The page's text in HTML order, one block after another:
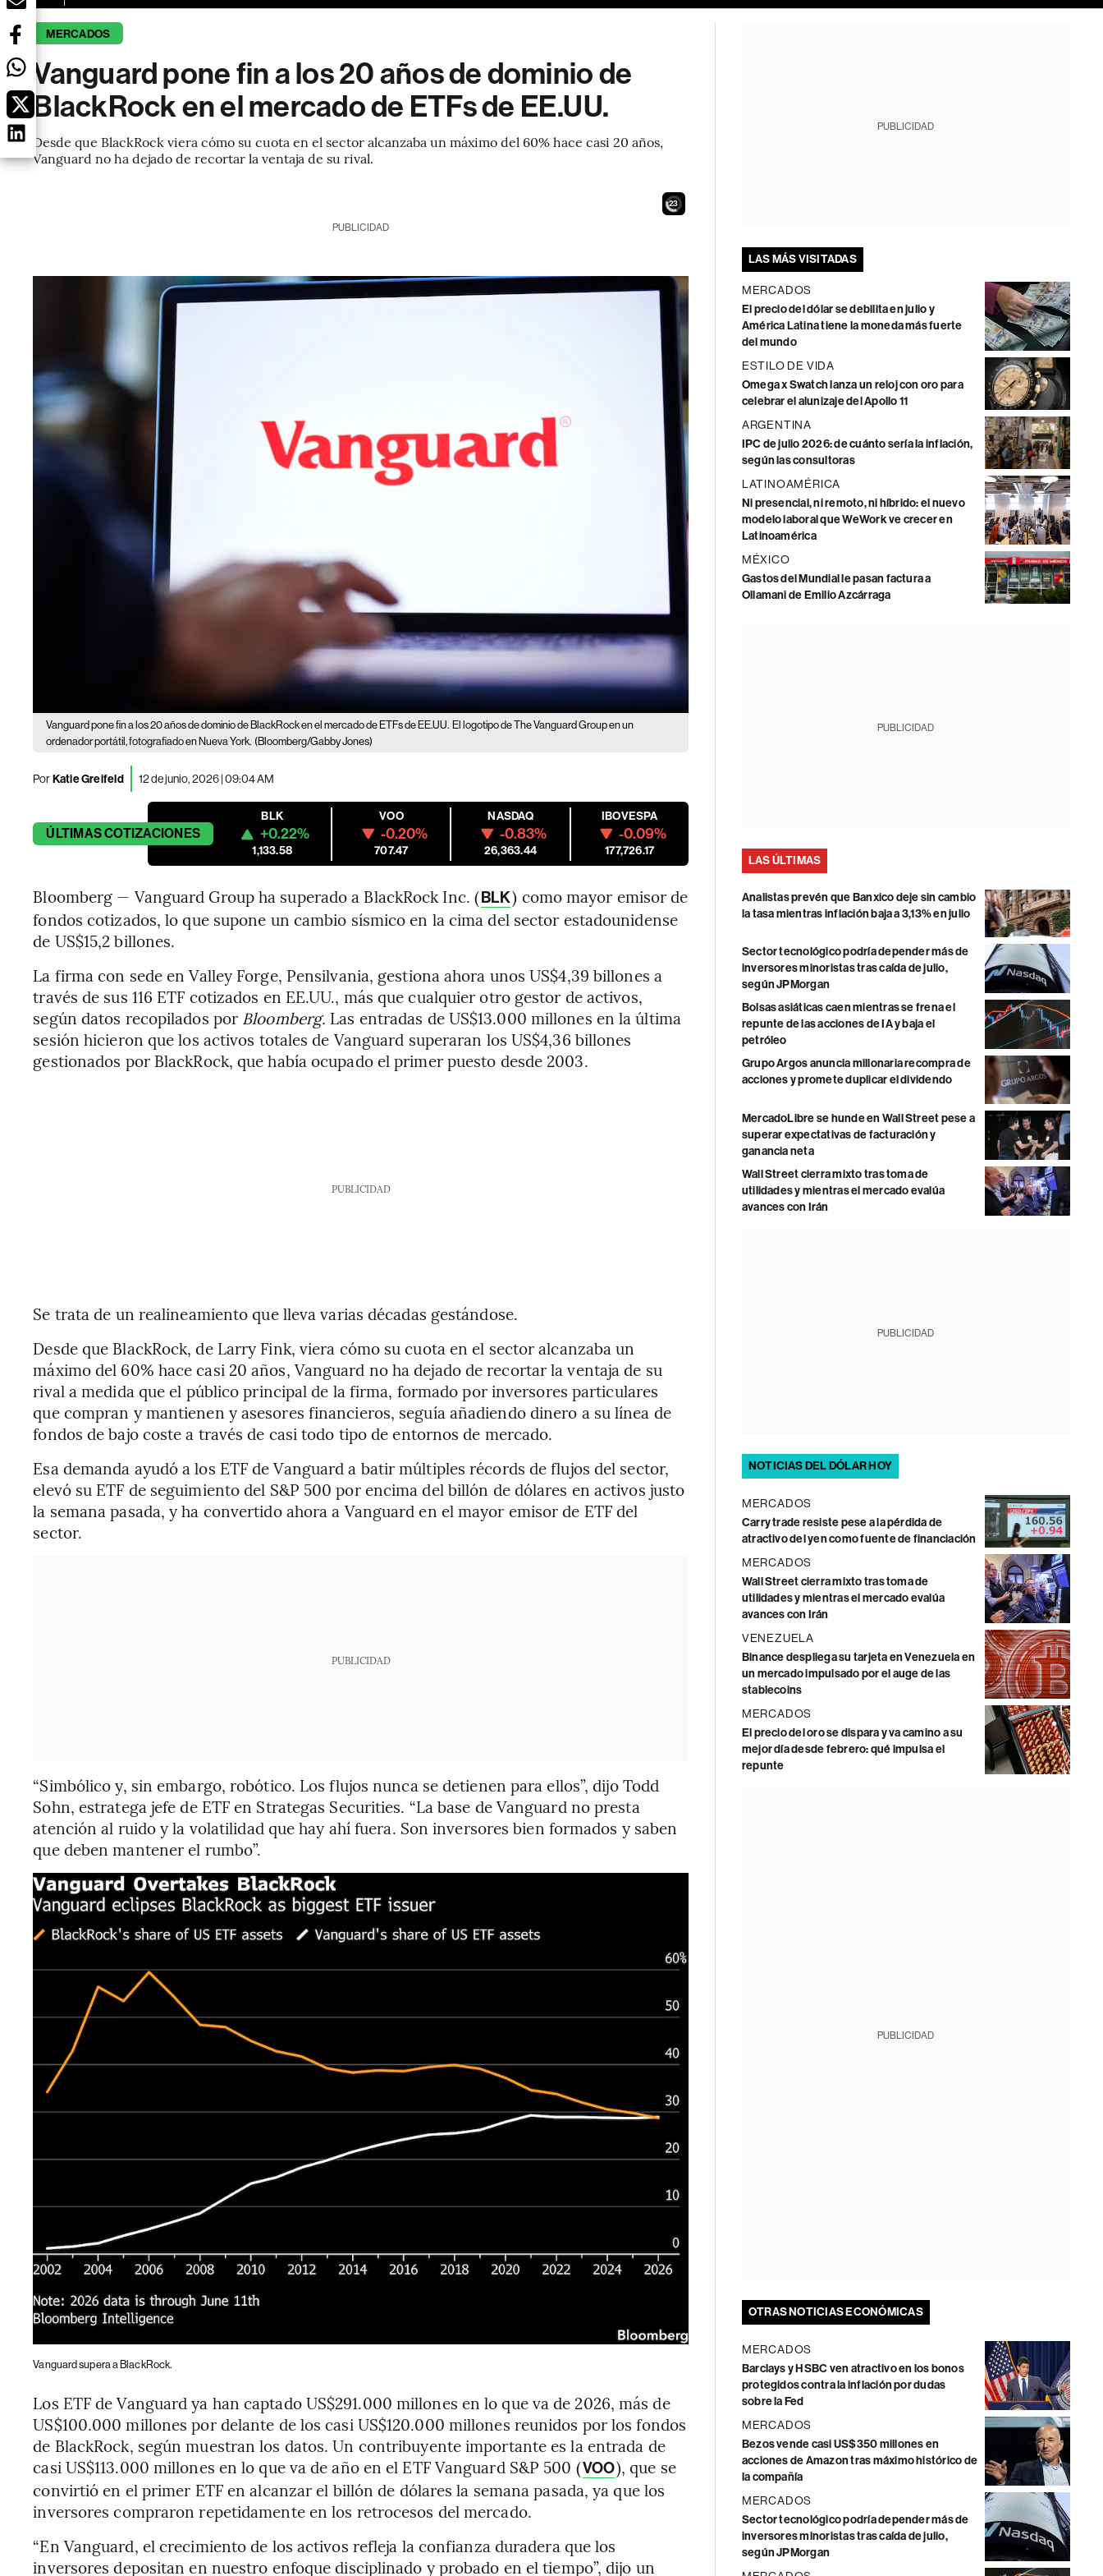
MERCADOS
Vanguard pone fin a los 20 años de dominio de
BlackRock en el mercado de ETFs de EE.UU.
Desde que BlackRock viera cómo su cuota en el sector alcanzaba un máximo del 60% hace casi 20 años,
Vanguard no ha dejado de recortar la ventaja de su rival.
21
PUBLICIDAD
Vanguard pone fin a los 20 años de dominio de BlackRock en el mercado de ETFs de EE.UU. El logotipo de The Vanguard Group en un
ordenador portátil, fotografiado en Nueva York. (Bloomberg/Gabby Jones)
PorKatie Greifeld 12 de junio, 2026 | 09:04 AM
ÚLTIMASCOTIZACIONES
BLK
+0.22%
1,133.58
VOO
-0.20%
707.47
NASDAQ
-0.83%
26,363.44
IBOVESPA
-0.09%
177,726.17
Bloomberg — Vanguard Group ha superado a BlackRock Inc. (BLK) como mayor emisor de
fondos cotizados, lo que supone un cambio sísmico en la cima del sector estadounidense
de US$15,2 billones.
La firma con sede en Valley Forge, Pensilvania, gestiona ahora unos US$4,39 billones a
través de sus 116 ETF cotizados en EE.UU., más que cualquier otro gestor de activos,
según datos recopilados por Bloomberg. Las entradas de US$13.000 millones en la última
sesión hicieron que los activos totales de Vanguard superaran los US$4,36 billones
gestionados por BlackRock, que había ocupado el primer puesto desde 2003.
PUBLICIDAD
Se trata de un realineamiento que lleva varias décadas gestándose.
Desde que BlackRock, de Larry Fink, viera cómo su cuota en el sector alcanzaba un
máximo del 60% hace casi 20 años, Vanguard no ha dejado de recortar la ventaja de su
rival a medida que el público principal de la firma, formado por inversores particulares
que compran y mantienen y asesores financieros, seguía añadiendo dinero a su línea de
fondos de bajo coste a través de casi todo tipo de entornos de mercado.
Esa demanda ayudó a los ETF de Vanguard a batir múltiples récords de flujos del sector,
elevó su ETF de seguimiento del S&P 500 por encima del billón de dólares en activos justo
la semana pasada, y ha convertido ahora a Vanguard en el mayor emisor de ETF del
sector.
PUBLICIDAD
“Simbólico y, sin embargo, robótico. Los flujos nunca se detienen para ellos”, dijo Todd
Sohn, estratega jefe de ETF en Strategas Securities. “La base de Vanguard no presta
atención al ruido y la volatilidad que hay ahí fuera. Son inversores bien formados y saben
que deben mantener el rumbo”.
Vanguard supera a BlackRock.
Los ETF de Vanguard ya han captado US$291.000 millones en lo que va de 2026, más de
US$100.000 millones por delante de los casi US$120.000 millones reunidos por los fondos
de BlackRock, según muestran los datos. Un contribuyente importante es la entrada de
casi US$113.000 millones en lo que va de año en el ETF Vanguard S&P 500 (VOO), que se
convirtió en el primer ETF en alcanzar el billón de dólares la semana pasada, ya que los
inversores compraron repetidamente en los retrocesos del mercado.
“En Vanguard, el crecimiento de los activos refleja la confianza duradera que los
inversores depositan en nuestro enfoque disciplinado y probado en el tiempo”, dijo un
PUBLICIDAD
LAS MÁS VISITADAS
MERCADOS
El precio del dólar se debilita en julio y
América Latina tiene la moneda más fuerte
del mundo
ESTILO DE VIDA
Omega x Swatch lanza un reloj con oro para
celebrar el alunizaje del Apollo 11
ARGENTINA
IPC de julio 2026: de cuánto sería la inflación,
según las consultoras
LATINOAMÉRICA
Ni presencial, ni remoto, ni híbrido: el nuevo
modelo laboral que WeWork ve crecer en
Latinoamérica
MÉXICO
Gastos del Mundial le pasan factura a
Ollamani de Emilio Azcárraga
PUBLICIDAD
LAS ÚLTIMAS
Analistas prevén que Banxico deje sin cambio
la tasa mientras inflación baja a 3,13% en julio
Sector tecnológico podría depender más de
inversores minoristas tras caída de julio,
según JPMorgan
Bolsas asiáticas caen mientras se frena el
repunte de las acciones de IA y baja el
petróleo
Grupo Argos anuncia millonaria recompra de
acciones y promete duplicar el dividendo
MercadoLibre se hunde en Wall Street pese a
superar expectativas de facturación y
ganancia neta
Wall Street cierra mixto tras toma de
utilidades y mientras el mercado evalúa
avances con Irán
PUBLICIDAD
NOTICIAS DEL DÓLAR HOY
MERCADOS
Carry trade resiste pese a la pérdida de
atractivo del yen como fuente de financiación
MERCADOS
Wall Street cierra mixto tras toma de
utilidades y mientras el mercado evalúa
avances con Irán
VENEZUELA
Binance despliega su tarjeta en Venezuela en
un mercado impulsado por el auge de las
stablecoins
MERCADOS
El precio del oro se dispara y va camino a su
mejor día desde febrero: qué impulsa el
repunte
PUBLICIDAD
OTRAS NOTICIAS ECONÓMICAS
MERCADOS
Barclays y HSBC ven atractivo en los bonos
protegidos contra la inflación por dudas
sobre la Fed
MERCADOS
Bezos vende casi US$350 millones en
acciones de Amazon tras máximo histórico de
la compañía
MERCADOS
Sector tecnológico podría depender más de
inversores minoristas tras caída de julio,
según JPMorgan